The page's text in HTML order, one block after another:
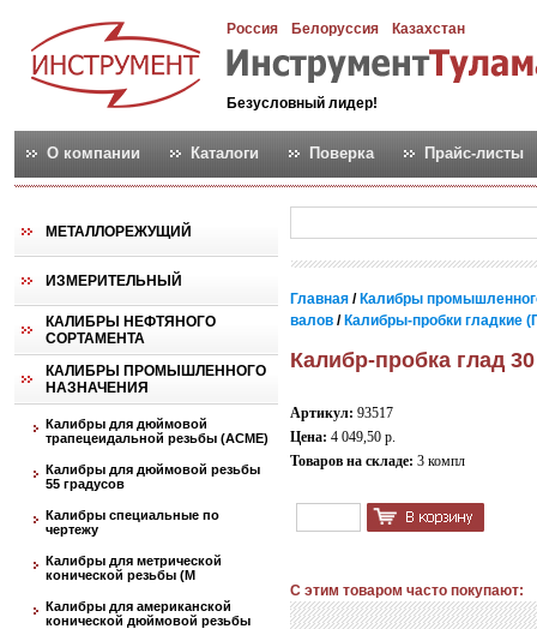
Россия Белоруссия Казахстан
Безусловный лидер!
О компании Каталоги Поверка Прайс-листы
МЕТАЛЛОРЕЖУЩИЙ
ИЗМЕРИТЕЛЬНЫЙ
КАЛИБРЫ НЕФТЯНОГО
СОРТАМЕНТА
КАЛИБРЫ ПРОМЫШЛЕННОГО
НАЗНАЧЕНИЯ
Калибры для дюймовой
трапецеидальной резьбы (АСМЕ)
Калибры для дюймовой резьбы
55 градусов
Калибры специальные по
чертежу
Калибры для метрической
конической резьбы (М
Калибры для американской
конической дюймовой резьбы
Главная / Калибры
валов / Калибры-пробки гладкие
Калибр-пробка глад
Артикул: 93517
Цена: 4 049,50 р.
Товаров на складе: 3 компл
С этим товаром часто покупают: